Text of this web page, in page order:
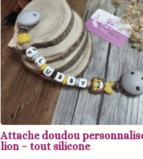
Attache doudou
lion – tout silicone